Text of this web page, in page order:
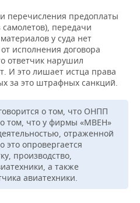
перечисления предоплаты
передачи
у суда нет
исполнения договора
ответчик нарушил
И это лишает истца права
за это штрафных санкций.
о том, что ОНПП
о том, что у фирмы «МВЕН»
отраженной
это опровергается
производство,
а также
авиатехники.